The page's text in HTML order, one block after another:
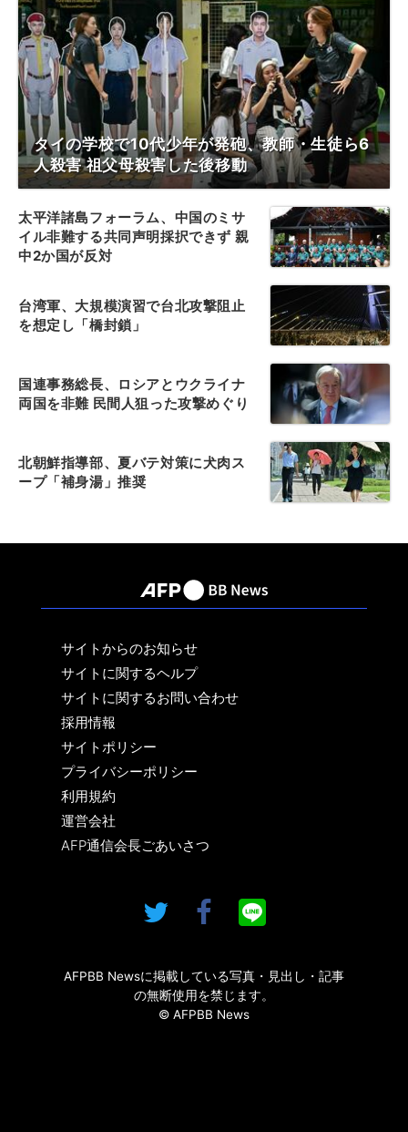
タイの学校で10代少年が発砲、教師・生徒ら6
人殺害 祖父母殺害した後移動
太平洋諸島フォーラム、中国のミサ
イル非難する共同声明採択できず 親
中2か国が反対
台湾軍、大規模演習で台北攻撃阻止
を想定し「橋封鎖」
国連事務総長、ロシアとウクライナ
両国を非難 民間人狙った攻撃めぐり
北朝鮮指導部、夏バテ対策に犬肉ス
ープ「補身湯」推奨
サイトからのお知らせ
サイトに関するヘルプ
サイトに関するお問い合わせ
採用情報
サイトポリシー
プライバシーポリシー
利用規約
運営会社
AFP通信会長ごあいさつ
AFPBB Newsに掲載している写真・見出し・記事
の無断使用を禁じます。
© AFPBB News